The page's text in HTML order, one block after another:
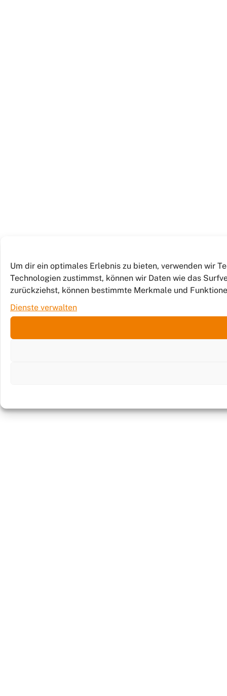
Um dir ein optimales Erlebnis zu bieten, verwenden wir
Technologien zustimmst, können wir Daten wie das
zurückziehst, können bestimmte Merkmale und
Dienste verwalten